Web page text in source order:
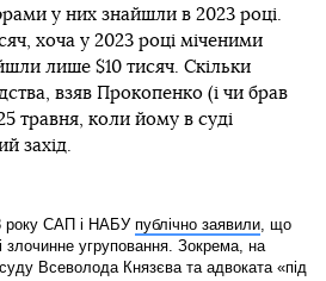
у них знайшли в 2023 році.
хоча у 2023 році міченими
лише $10 тисяч. Скільки
взяв Прокопенко (і чи брав
травня, коли йому в суді
захід.
року САП і НАБУ публічно заявили, що
угруповання. Зокрема, на
Всеволода Князєва та адвоката «під